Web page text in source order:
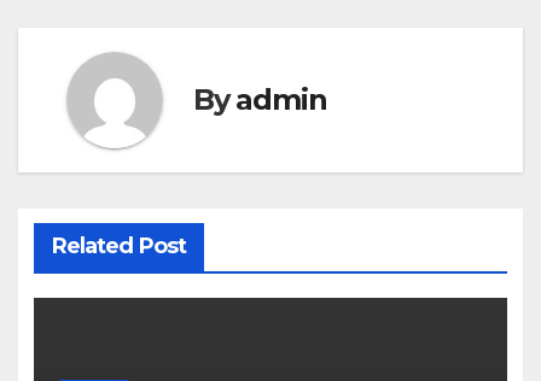
Byadmin
Related Post